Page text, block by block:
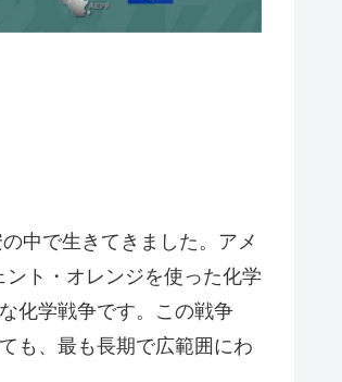
中で生きてきました。アメ
ト・オレンジを使った化学
化学戦争です。この戦争
も、最も長期で広範囲にわ